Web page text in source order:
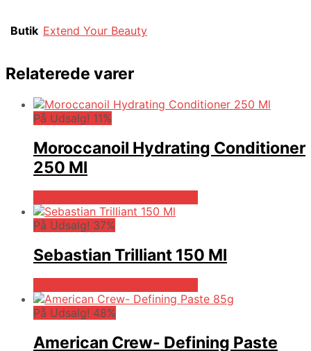
Butik Extend Your Beauty
Relaterede varer
På Udsalg! 11%
Moroccanoil Hydrating Conditioner
250 Ml
På Udsalg! 37%
Sebastian Trilliant 150 Ml
På Udsalg! 48%
American Crew- Defining Paste